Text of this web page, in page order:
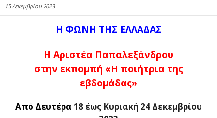
15 Δεκεμβρίου 2023
Η ΦΩΝΗ ΤΗΣ ΕΛΛΑΔΑΣ
Η Αριστέα Παπαλεξάνδρου
στην εκπομπή «Η ποιήτρια της
εβδομάδας»
Από Δευτέρα 18 έως Κυριακή 24 Δεκεμβρίου